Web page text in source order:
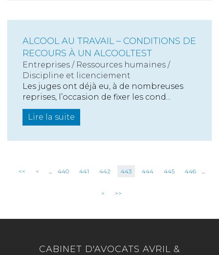
ALCOOL AU TRAVAIL – CONDITIONS DE
RECOURS À UN ALCOOLTEST
Entreprises / Ressources humaines /
Discipline et licenciement
Les juges ont déjà eu, à de nombreuses
reprises, l’occasion de fixer les cond...
Lire la suite
<< < 440 441 442 443 444 445 446
> >>
CABINET D'AVOCATS AVRIL &